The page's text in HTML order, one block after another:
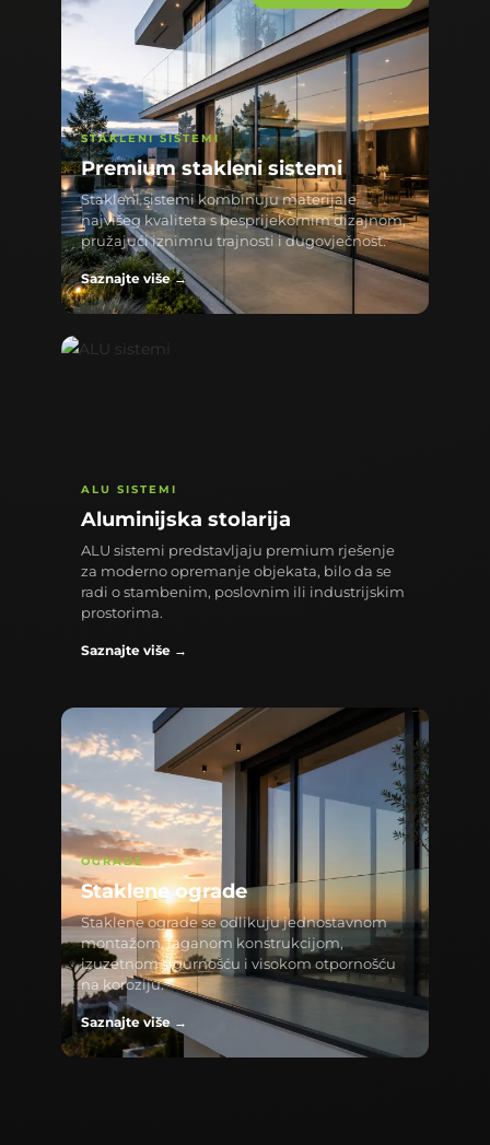
STAKLENI SISTEMI
Premium stakleni sistemi
Stakleni sistemi kombinuju materijale
najvišeg kvaliteta s besprijekornim dizajnom,
pružajući iznimnu trajnosti i dugovječnost.
Saznajte više →
ALU SISTEMI
Aluminijska stolarija
ALU sistemi predstavljaju premium rješenje
za moderno opremanje objekata, bilo da se
radi o stambenim, poslovnim ili industrijskim
prostorima.
Saznajte više →
OGRADE
Staklene ograde
Staklene ograde se odlikuju jednostavnom
montažom, laganom konstrukcijom,
izuzetnom sigurnošću i visokom otpornošću
na koroziju.
Saznajte više →